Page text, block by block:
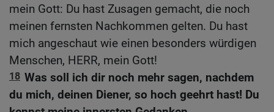
mein Gott: Du hast Zusagen gemacht, die noch
meinen fernsten Nachkommen gelten. Du hast
mich angeschaut wie einen besonders würdigen
Menschen, HERR, mein Gott!
18 Was soll ich dir noch mehr sagen, nachdem
du mich, deinen Diener, so hoch geehrt hast! Du